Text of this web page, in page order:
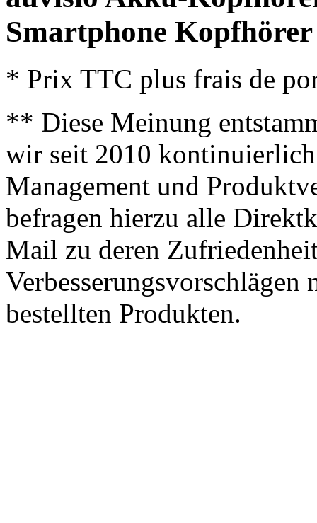
Smartphone Kopfhörer
* Prix TTC plus frais de
** Diese Meinung
wir seit 2010
Management und
befragen hierzu alle
Mail zu deren
bestellten Produkten.